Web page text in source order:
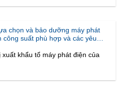
chọn và bảo dưỡng máy phát
công suất phù hợp và các yêu
dự phòng cho trung tâm dữ
khẩu tổ máy phát điện của